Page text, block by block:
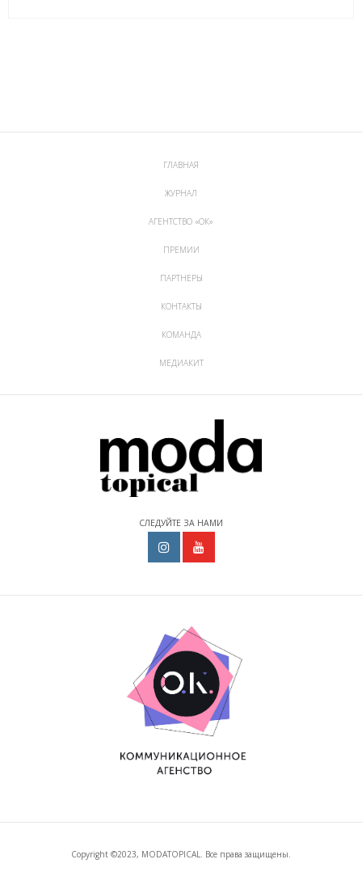
ГЛАВНАЯ
ЖУРНАЛ
АГЕНТСТВО «ОК»
ПРЕМИИ
ПАРТНЕРЫ
КОНТАКТЫ
КОМАНДА
МЕДИАКИТ
СЛЕДУЙТЕ ЗА НАМИ
Copyright ©2023, MODATOPICAL. Все права защищены.